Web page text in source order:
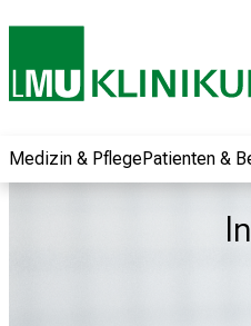
Medizin & PflegePatienten &
Informationen zu
Jobs, Ausbildungen
Weiterbildungen.
Kommen Sie